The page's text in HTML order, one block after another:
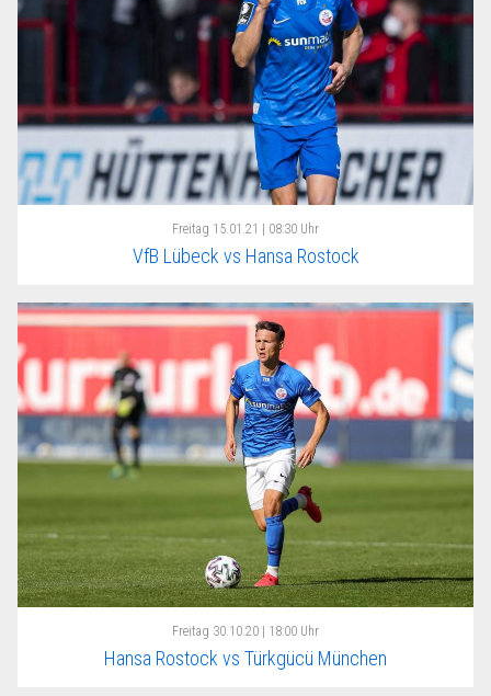
Freitag 15.01.21 | 08:30 Uhr
VfB Lübeck vs Hansa Rostock
Freitag 30.10.20 | 18:00 Uhr
Hansa Rostock vs Türkgücü München